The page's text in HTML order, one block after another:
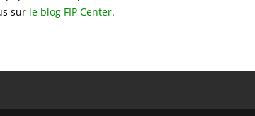
sur le blog FIP Center.